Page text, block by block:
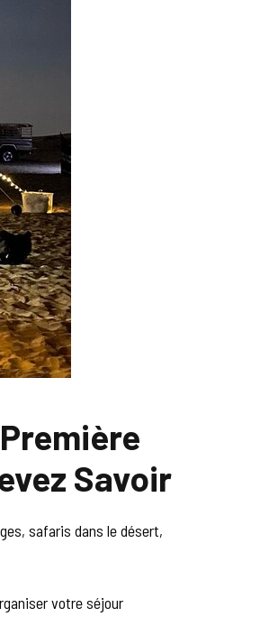
Savoir
safaris dans le désert,
votre séjour